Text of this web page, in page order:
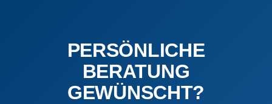
PERSÖNLICHE
BERATUNG
GEWÜNSCHT?